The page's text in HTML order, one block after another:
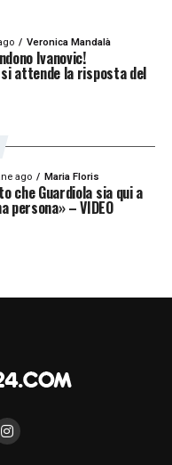
Veronica Mandalà
Ivanovic!
attende la risposta del
ago Maria Floris
che Guardiola sia qui a
persona» – VIDEO